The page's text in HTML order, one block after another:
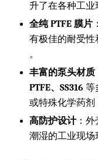
升了在各种工业
全纯 PTFE 膜片
有极佳的耐受
。
丰富的泵头材质
PTFE、SS316 等
或特殊化学药剂
高防护设计：外
潮湿的工业现场